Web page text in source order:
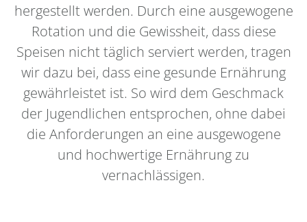
hergestellt werden. Durch eine ausgewogene
Rotation und die Gewissheit, dass diese
Speisen nicht täglich serviert werden, tragen
wir dazu bei, dass eine gesunde Ernährung
gewährleistet ist. So wird dem Geschmack
der Jugendlichen entsprochen, ohne dabei
die Anforderungen an eine ausgewogene
und hochwertige Ernährung zu
vernachlässigen.